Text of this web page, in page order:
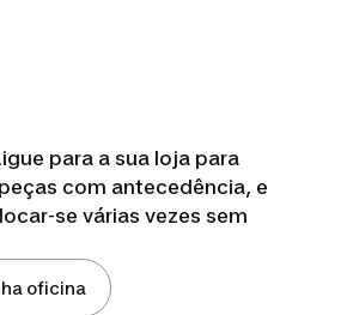
para a sua loja para
com antecedência, e
se várias vezes sem
oficina